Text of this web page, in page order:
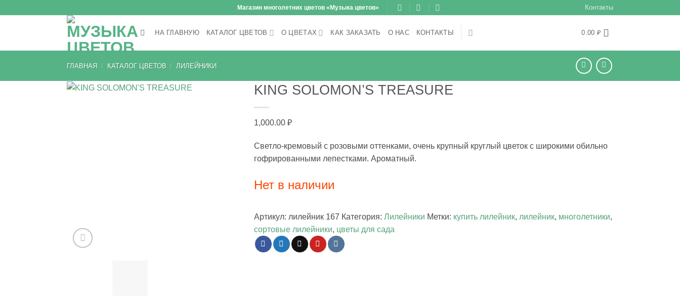
Магазин многолетних цветов «Музыка цветов» Контакты
НА ГЛАВНУЮ КАТАЛОГ ЦВЕТОВ О ЦВЕТАХ КАК ЗАКАЗАТЬ О НАС КОНТАКТЫ 0.00 ₽
ГЛАВНАЯ / КАТАЛОГ ЦВЕТОВ / ЛИЛЕЙНИКИ
KING SOLOMON’S TREASURE
1,000.00 ₽
Светло-кремовый с розовыми оттенками, очень крупный круглый цветок с широкими обильно
гофрированными лепестками. Ароматный.
Нет в наличии
Артикул: лилейник 167 Категория: Лилейники Метки: купить лилейник, лилейник, многолетники,
сортовые лилейники, цветы для сада